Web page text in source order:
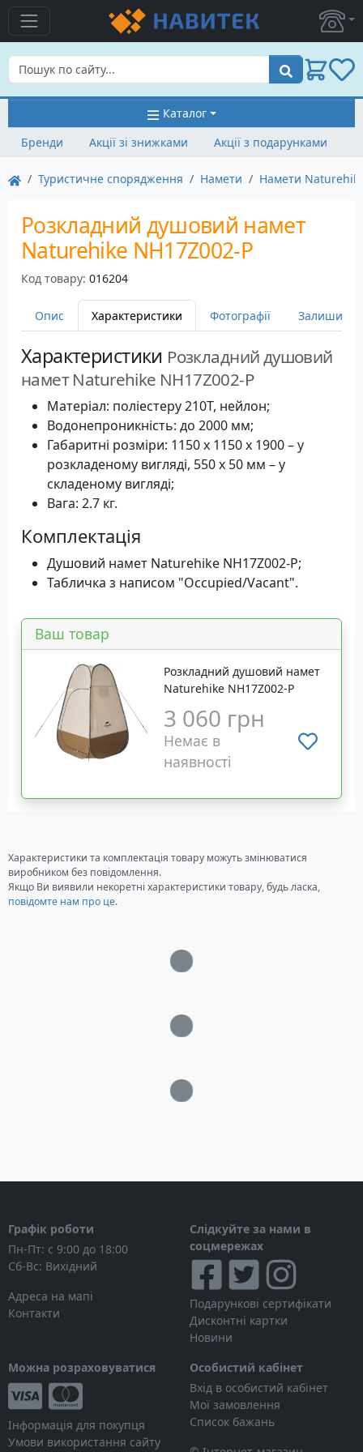
Пошук
Каталог
Бренди
Акції зі знижками Акції з подарунками
Туристичне спорядження Намети Намети
Розкладний душовий намет
Naturehike NH17Z002-P
Код товару: 016204
Опис Характеристики Фотографії Залишити
Характеристики Розкладний душовий
намет Naturehike NH17Z002-P
Матеріал: поліестеру 210T, нейлон;
Водонепроникність: до 2000 мм;
Габаритні розміри: 1150 х 1150 х 1900 – у
розкладеному вигляді, 550 х 50 мм – у
складеному вигляді;
Вага: 2.7 кг.
Комплектація
Душовий намет Naturehike NH17Z002-P;
Табличка з написом "Occupied/Vacant".
Ваш товар
Розкладний душовий намет
Naturehike NH17Z002-P
3 060 грн
Немає в
наявності
Характеристики та комплектація товару можуть змінюватися
виробником без повідомлення.
Якщо Ви виявили некоретні характеристики товару, будь ласка,
повідомте нам про це.
Загрузка...
Загрузка...
Загрузка...
Графік роботи
Пн-Пт: с 9:00 до 18:00
Сб-Вс: Вихідний
Адреса на мапі
Контакти
Слідкуйте за нами в
соцмережах
Подарункові сертифікати
Дисконтні картки
Новини
Можна розраховуватися
Інформація для покупця
Умови використання сайту
Особистий кабінет
Вхід в особистий кабінет
Мої замовлення
Список бажань